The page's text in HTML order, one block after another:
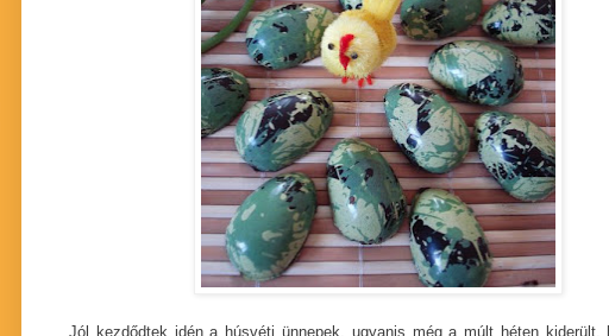
Jól kezdődtek idén a húsvéti ünnepek, ugyanis még a múlt héten kiderült,